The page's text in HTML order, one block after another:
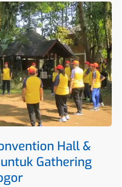
Hall &
Gathering